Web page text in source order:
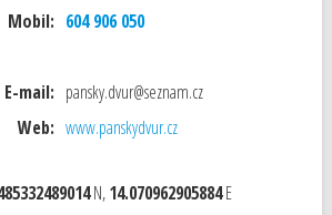
Mobil: 604 906 050
E-mail: pansky.dvur@seznam.cz
Web: www.panskydvur.cz
N,14.070962905884E